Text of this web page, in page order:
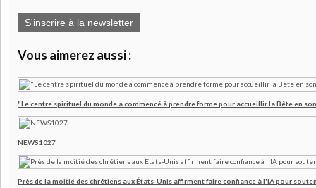
S'inscrire à la newsletter
Vous aimerez aussi :
"Le centre spirituel du monde a commencé à prendre forme pour accueillir la Bête en
NEWS1027
Près de la moitié des chrétiens aux États-Unis affirment faire confiance à l'IA pour